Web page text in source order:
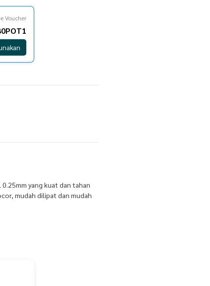
Voucher
yang kuat dan tahan
mudah dilipat dan mudah